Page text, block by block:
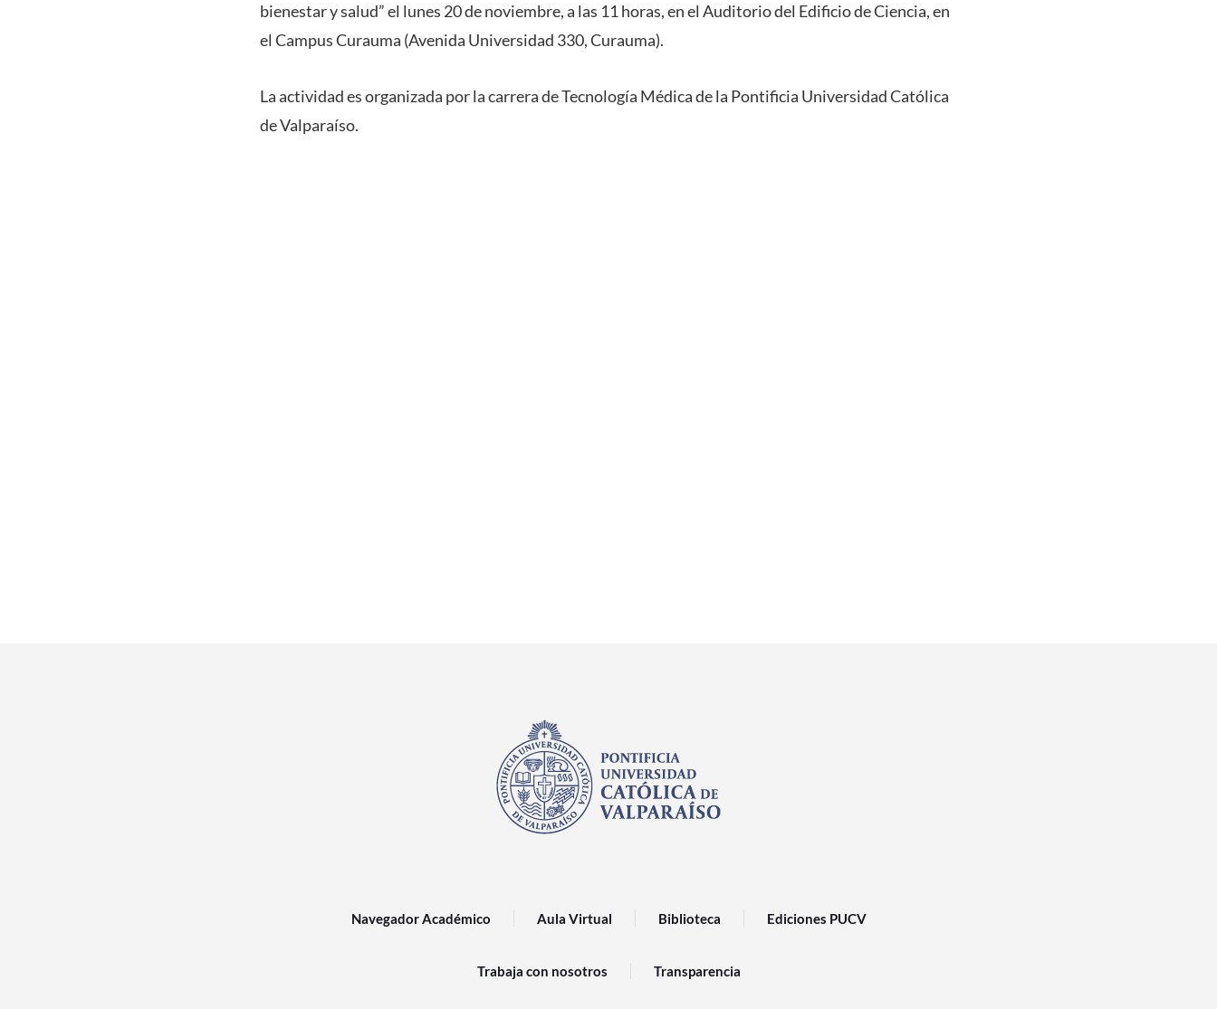
bienestar y salud” el lunes 20 de noviembre, a las 11 horas, en el Auditorio del Edificio de Ciencia, en
el Campus Curauma (Avenida Universidad 330, Curauma).
La actividad es organizada por la carrera de Tecnología Médica de la Pontificia Universidad Católica
de Valparaíso.
Navegador Académico Aula Virtual Biblioteca Ediciones PUCV
Trabaja con nosotros Transparencia